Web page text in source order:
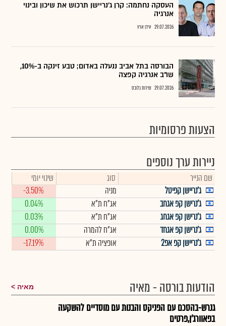
העסקה נחתמה: קרן ג’נריישן תרכוש את שיכון ובינוי
אנרגיה
29.07.2026 עידן ארץ
הבורסה בתל אביב ננעלה באדום; טבע זינקה ב-10%,
שו"ב אנרגיה קפצה
29.07.2026 שירות גלובס
הצעות פרסומיות
ניירות ערך נוספים
שם הנייר סוג
שינוי יומי
ג'נריישן קפיטל
מניה
-3.50%
ג'נרישן קפ אגחב
אג"ח ת"א
0.04%
ג'נרישן קפ אגחג
אג"ח ת"א
0.03%
ג'נרישן קפ אגחד
אג"ח להמרה
0.00%
ג'נריישן קפ אפ2
אופציה ת"א -17.19%
הודעות בורסה - מאיה מאיה
גנרש-בהסכם עם הפניקס והבנות עם מוסדיים להשקעה
בפאוורג'ן,פרטים